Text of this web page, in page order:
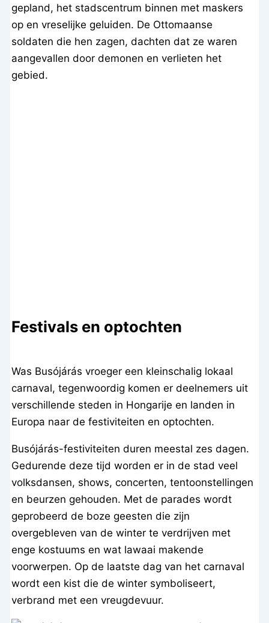
gepland, het stadscentrum binnen met maskers
op en vreselijke geluiden. De Ottomaanse
soldaten die hen zagen, dachten dat ze waren
aangevallen door demonen en verlieten het
gebied.
Festivals en optochten
Was Busójárás vroeger een kleinschalig lokaal
carnaval, tegenwoordig komen er deelnemers uit
verschillende steden in Hongarije en landen in
Europa naar de festiviteiten en optochten.
Busójárás-festiviteiten duren meestal zes dagen.
Gedurende deze tijd worden er in de stad veel
volksdansen, shows, concerten, tentoonstellingen
en beurzen gehouden. Met de parades wordt
geprobeerd de boze geesten die zijn
overgebleven van de winter te verdrijven met
enge kostuums en wat lawaai makende
voorwerpen. Op de laatste dag van het carnaval
wordt een kist die de winter symboliseert,
verbrand met een vreugdevuur.